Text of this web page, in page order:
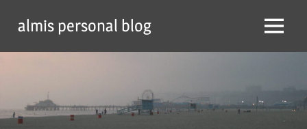
content
almis personal blog Menu